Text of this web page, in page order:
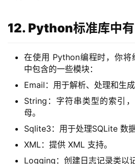
12. Python标准库中有
在使用 Python编程时，你将
中包含的一些模块：
Email：用于解析、处理和生成
String：字符串类型的索引
母。
Sqlite3：用于处理SQLite 数据
XML：提供 XML 支持。
Logging：创建日志记录类以